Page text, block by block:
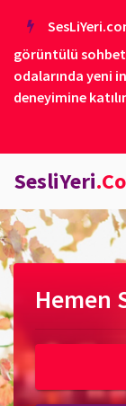
görüntülü
odalarında yeni
deneyimine
SesliYeri
Hemen